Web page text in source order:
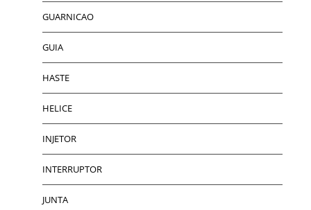
GUARNICAO
GUIA
HASTE
HELICE
INJETOR
INTERRUPTOR
JUNTA